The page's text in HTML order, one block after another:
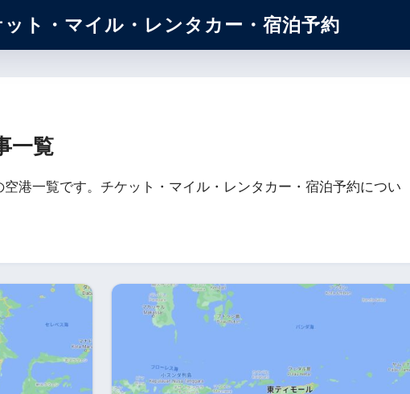
ト・マイル・レンタカー・宿泊予約
一覧
港一覧です。チケット・マイル・レンタカー・宿泊予約につい